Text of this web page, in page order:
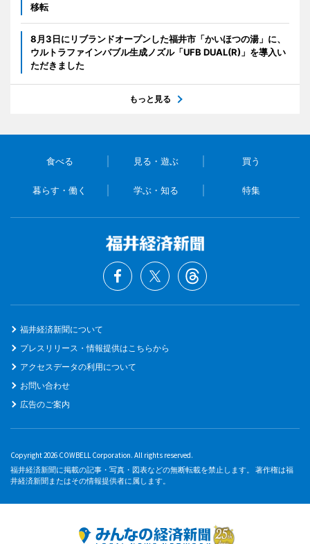
移転
8月3日にリブランドオープンした福井市「かいほつの湯」に、
ウルトラファインバブル生成ノズル「UFB DUAL(R)」を導入い
ただきました
もっと見る
食べる 見る・遊ぶ 買う
暮らす・働く 学ぶ・知る 特集
福井経済新聞について
プレスリリース・情報提供はこちらから
アクセスデータの利用について
お問い合わせ
広告のご案内
Copyright 2026 COWBELL Corporation. All rights reserved.
福井経済新聞に掲載の記事・写真・図表などの無断転載を禁止します。 著作権は福
井経済新聞またはその情報提供者に属します。